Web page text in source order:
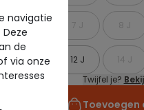
7 J 8 J
12 J
14 J
Twijfel je?
Toevoegen
navigatie
de
via onze